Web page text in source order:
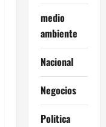
medio
ambiente
Nacional
Negocios
Politica